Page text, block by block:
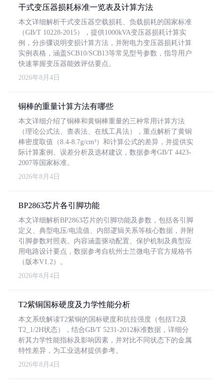
干式变压器损耗标准一览表及计算方法
本文详细解析干式变压器空载损耗、负载损耗的国家标准
（GB/T 10228-2015），提供1000kVA变压器损耗计算实
例，分步骤说明变损计算方法，并附电力变压器损耗计算
实例表格，涵盖SCB10/SCB13等常见型号参数，指导用户
快速掌握变压器能效评估要点。
2026年8月4日
铜棒的重量计算方法有哪些
本文详细介绍了铜棒和黄铜棒重量的三种常用计算方法
（理论公式法、查表法、在线工具法），重点解析了黄铜
棒密度取值（8.4-8.7g/cm³）和计算公式的差异，并提供实
际计算案例、误差分析及选材建议，数据参考GB/T 4423-
2007等国家标准。
2026年8月4日
BP2863芯片各引脚功能
本文详细解析BP2863芯片的引脚功能及参数，包括各引脚
定义、典型电压/电流值、内部逻辑关系等核心数据，并附
引脚参数对照表。内容涵盖驱动配置、保护机制及典型应
用电路设计要点，数据参考自杭州士兰微电子官方规格书
（版本V1.2）。
2026年8月4日
T2紫铜国标硬度及力学性能分析
本文系统解读T2紫铜的国标硬度和抗拉强度（包括T2及
T2_1/2H状态），结合GB/T 5231-2012标准数据，详细分
析其力学性能指标及影响因素，并对比不同状态下的金属
特性差异，为工业选材提供参考。
2026年8月4日